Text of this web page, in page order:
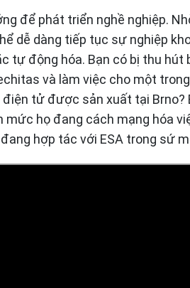
để phát triển nghề nghiệp.
dễ dàng tiếp tục sự nghiệp
tự động hóa. Bạn có bị thu
và làm việc cho một
điện tử được sản xuất tại
mức họ đang cách mạng hóa
hợp tác với ESA trong sứ